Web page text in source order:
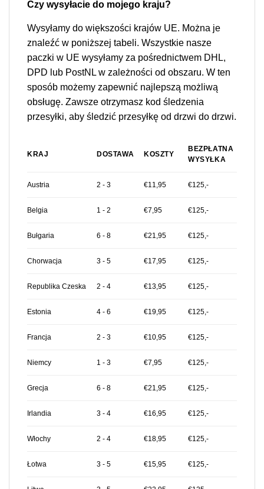
Czy wysyłacie do mojego kraju?
Wysyłamy do większości krajów UE. Można je
znaleźć w poniższej tabeli. Wszystkie nasze
paczki w UE wysyłamy za pośrednictwem DHL,
DPD lub PostNL w zależności od obszaru. W ten
sposób możemy zapewnić najlepszą możliwą
obsługę. Zawsze otrzymasz kod śledzenia
przesyłki, aby śledzić przesyłkę od drzwi do drzwi.
KRAJ DOSTAWA KOSZTY
BEZPŁATNA
WYSYŁKA
Austria 2 - 3 €11,95 €125,-
Belgia 1 - 2 €7,95 €125,-
Bułgaria 6 - 8 €21,95 €125,-
Chorwacja 3 - 5 €17,95 €125,-
Republika Czeska 2 - 4 €13,95 €125,-
Estonia 4 - 6 €19,95 €125,-
Francja 2 - 3 €10,95 €125,-
Niemcy 1 - 3 €7,95 €125,-
Grecja 6 - 8 €21,95 €125,-
Irlandia 3 - 4 €16,95 €125,-
Włochy 2 - 4 €18,95 €125,-
Łotwa 3 - 5 €15,95 €125,-